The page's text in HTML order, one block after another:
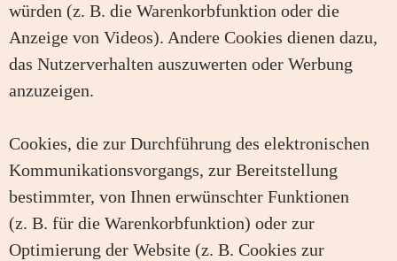
würden (z. B. die Warenkorbfunktion oder die
Anzeige von Videos). Andere Cookies dienen dazu,
das Nutzerverhalten auszuwerten oder Werbung
anzuzeigen.
Cookies, die zur Durchführung des elektronischen
Kommunikationsvorgangs, zur Bereitstellung
bestimmter, von Ihnen erwünschter Funktionen
(z. B. für die Warenkorbfunktion) oder zur
Optimierung der Website (z. B. Cookies zur